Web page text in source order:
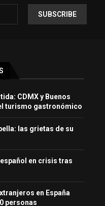
CDMX y Buenos
turismo gastronómico
las grietas de su
en crisis tras
en España
personas